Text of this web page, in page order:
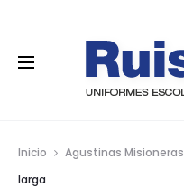
Inicio Agustinas Misioneras
larga